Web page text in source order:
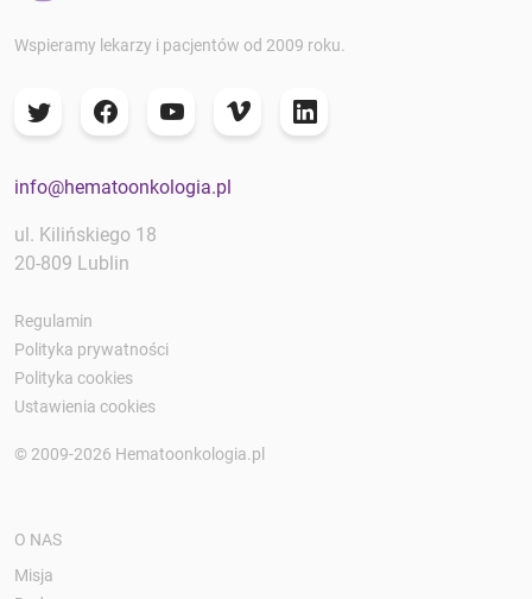
Wspieramy lekarzy i pacjentów od 2009 roku.
info@hematoonkologia.pl
ul. Kilińskiego 18
20-809 Lublin
Regulamin
Polityka prywatności
Polityka cookies
Ustawienia cookies
© 2009-2026 Hematoonkologia.pl
O NAS
Misja